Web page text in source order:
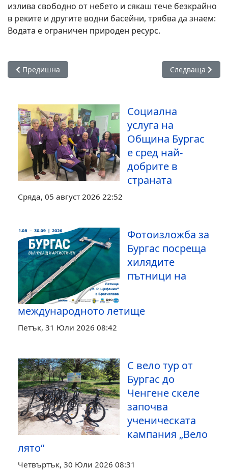
излива свободно от небето и сякаш тече безкрайно
в реките и другите водни басейни, трябва да знаем:
Водата е ограничен природен ресурс.
Предишна статия: Гл. инспектор Валентин Великов от
Предишна Следваща
Следваща
Социална
услуга на
Община Бургас
е сред най-
добрите в
страната
Сряда, 05 август 2026 22:52
Фотоизложба за
Бургас посреща
хилядите
пътници на
международното летище
Петък, 31 Юли 2026 08:42
С вело тур от
Бургас до
Ченгене скеле
започва
ученическата
кампания „Вело
лято“
Четвъртък, 30 Юли 2026 08:31